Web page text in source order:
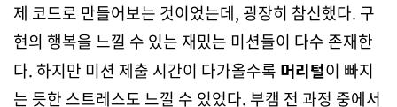
제 코드로 만들어보는 것이었는데, 굉장히 참신했다. 구
현의 행복을 느낄 수 있는 재밌는 미션들이 다수 존재한
다. 하지만 미션 제출 시간이 다가올수록 머리털이 빠지
는 듯한 스트레스도 느낄 수 있었다. 부캠 전 과정 중에서